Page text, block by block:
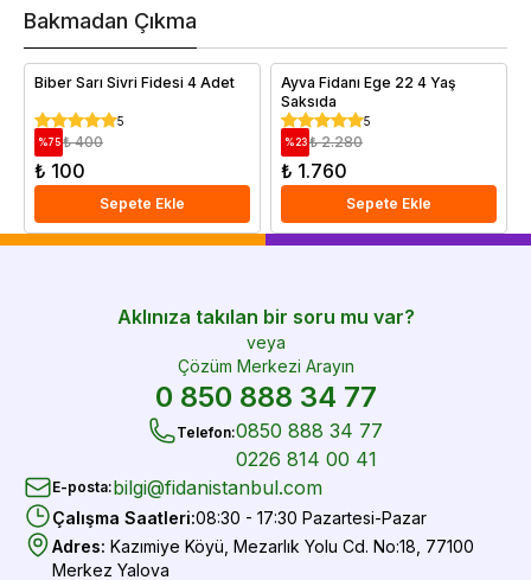
Bakmadan Çıkma
Biber Sarı Sivri Fidesi 4 Adet
5
%75 ₺ 400
₺ 100
Sepete Ekle
Ayva Fidanı Ege 22 4 Yaş
Saksıda
5
%23 ₺ 2.280
₺ 1.760
Sepete Ekle
Aklınıza takılan bir soru mu var?
veya
Çözüm Merkezi Arayın
0 850 888 34 77
Telefon:0850 888 34 77
0226 814 00 41
E-posta:bilgi@fidanistanbul.com
Çalışma Saatleri:08:30 - 17:30 Pazartesi-Pazar
Adres: Kazımiye Köyü, Mezarlık Yolu Cd. No:18, 77100
Merkez Yalova